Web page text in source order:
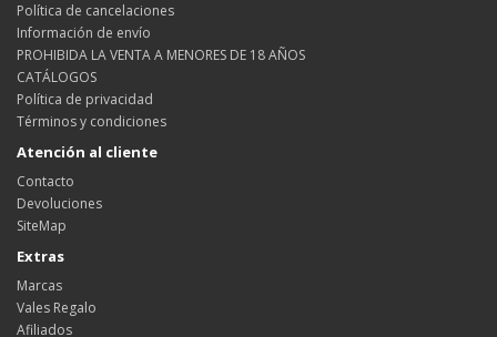
Política de cancelaciones
Información de envío
PROHIBIDA LA VENTA A MENORES DE 18 AÑOS
CATÁLOGOS
Política de privacidad
Términos y condiciones
Atención al cliente
Contacto
Devoluciones
SiteMap
Extras
Marcas
Vales Regalo
Afiliados